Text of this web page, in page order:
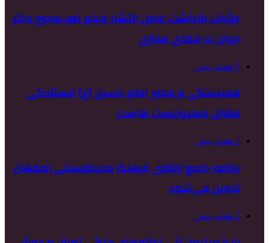
جزئیات بازداشت عامل انتشار فیلم ضرب‌وجرح دختر
جوان در فضای مجازی
1 هفته پیش
همبستگی بر محور امام حسین (ع) ایستادگی
مقابل صهیونیست هاست
2 هفته پیش
برنامه جامع ارتقای فرهنگ محیط‌زیستی اصفهان
تدوین می‌شود
2 هفته پیش